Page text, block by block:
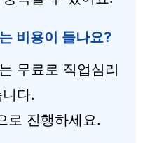
비용이 들나요?
무료로 직업심리
다.
로 진행하세요.